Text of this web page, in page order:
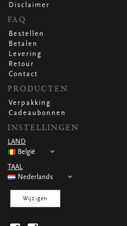
WENSKAARTEN
Vierkante wenskaartjes
Langwerpige wenskaartjes
Rechthoekige wenskaartjes
Wenskaarten
Per gelegenheid
Disclaimer
FAQ
Bestellen
Betalen
Levering
Retour
Contact
PRODUCTEN
Verpakking
Cadeaubonnen
INSTELLINGEN
LAND
België
TAAL
Nederlands
Wijzigen